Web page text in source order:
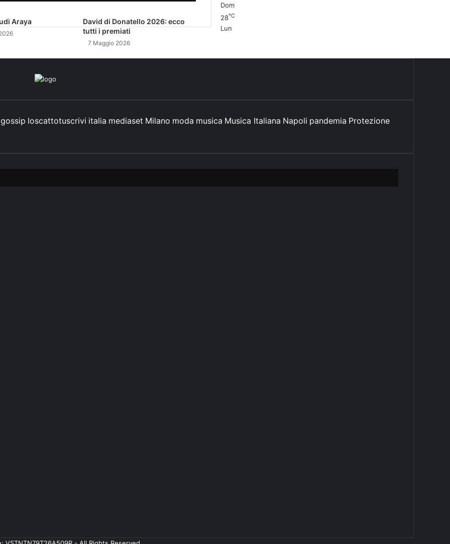
Araya
David di Donatello 2026: ecco
tutti i premiati
7 Maggio 2026
Dom
28℃
Lun
gossip Ioscattotuscrivi italia mediaset Milano moda musica Musica Italiana Napoli pandemia Protezione